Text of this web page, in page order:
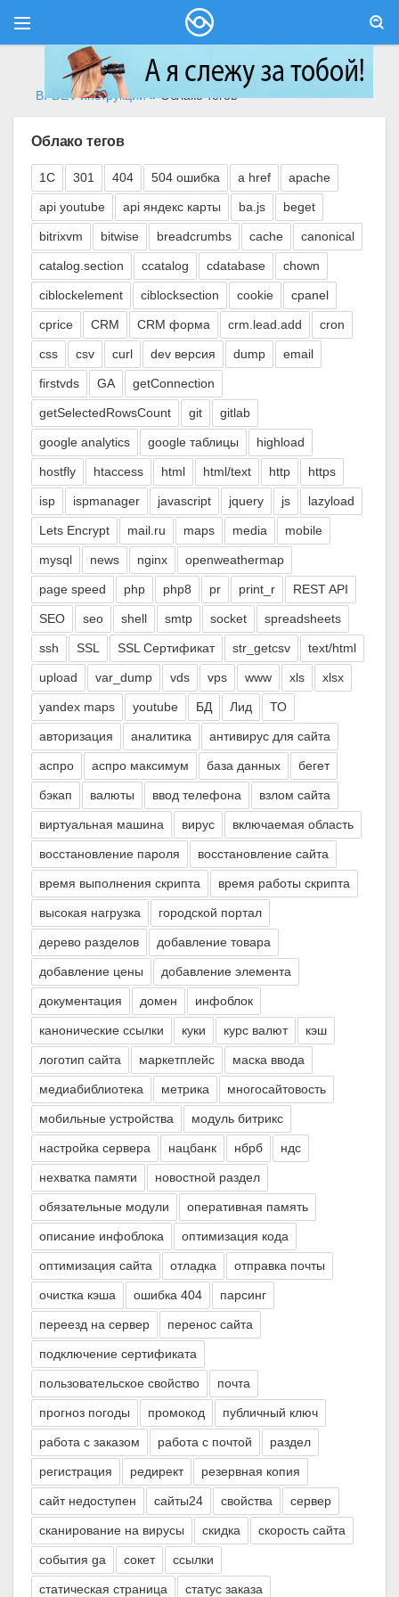
BFDEV инструкции» Облако тегов
Облако тегов
1C 301 404 504 ошибка a href apache
api youtube api яндекс карты ba.js beget
bitrixvm bitwise breadcrumbs cache canonical
catalog.section ccatalog cdatabase chown
ciblockelement ciblocksection cookie cpanel
cprice CRM CRM форма crm.lead.add cron
css csv curl dev версия dump email
firstvds GA getConnection
getSelectedRowsCount git gitlab
google analytics google таблицы highload
hostfly htaccess html html/text http https
isp ispmanager javascript jquery js lazyload
Lets Encrypt mail.ru maps media mobile
mysql news nginx openweathermap
page speed php php8 pr print_r REST API
SEO seo shell smtp socket spreadsheets
ssh SSL SSL Сертификат str_getcsv text/html
upload var_dump vds vps www xls xlsx
yandex maps youtube БД Лид ТО
авторизация аналитика антивирус для сайта
аспро аспро максимум база данных бегет
бэкап валюты ввод телефона взлом сайта
виртуальная машина вирус включаемая область
восстановление пароля восстановление сайта
время выполнения скрипта время работы скрипта
высокая нагрузка городской портал
дерево разделов добавление товара
добавление цены добавление элемента
документация домен инфоблок
канонические ссылки куки курс валют кэш
логотип сайта маркетплейс маска ввода
медиабиблиотека метрика многосайтовость
мобильные устройства модуль битрикс
настройка сервера нацбанк нбрб ндс
нехватка памяти новостной раздел
обязательные модули оперативная память
описание инфоблока оптимизация кода
оптимизация сайта отладка отправка почты
очистка кэша ошибка 404 парсинг
переезд на сервер перенос сайта
подключение сертификата
пользовательское свойство почта
прогноз погоды промокод публичный ключ
работа с заказом работа с почтой раздел
регистрация редирект резервная копия
сайт недоступен сайты24 свойства сервер
сканирование на вирусы скидка скорость сайта
события ga сокет ссылки
статическая страница статус заказа